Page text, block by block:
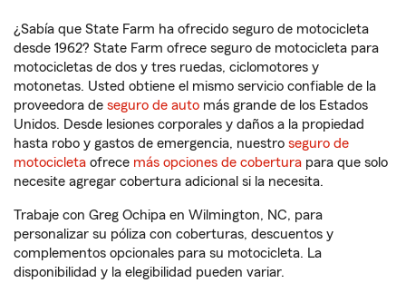
¿Sabía que State Farm ha ofrecido seguro de motocicleta
desde 1962? State Farm ofrece seguro de motocicleta para
motocicletas de dos y tres ruedas, ciclomotores y
motonetas. Usted obtiene el mismo servicio confiable de la
proveedora de seguro de auto más grande de los Estados
Unidos. Desde lesiones corporales y daños a la propiedad
hasta robo y gastos de emergencia, nuestro seguro de
motocicleta ofrece más opciones de cobertura para que solo
necesite agregar cobertura adicional si la necesita.
Trabaje con Greg Ochipa en Wilmington, NC, para
personalizar su póliza con coberturas, descuentos y
complementos opcionales para su motocicleta. La
disponibilidad y la elegibilidad pueden variar.